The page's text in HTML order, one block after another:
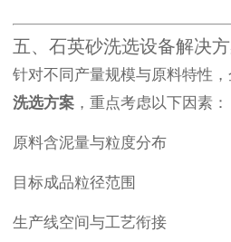
五、石英砂洗选设备解决
针对不同产量规模与原料特性
洗选方案 ，重点考虑以下因素：
原料含泥量与粒度分布
目标成品粒径范围
生产线空间与工艺衔接